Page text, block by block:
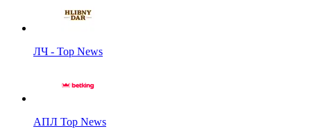
ЛЧ - Top News
АПЛ Top News